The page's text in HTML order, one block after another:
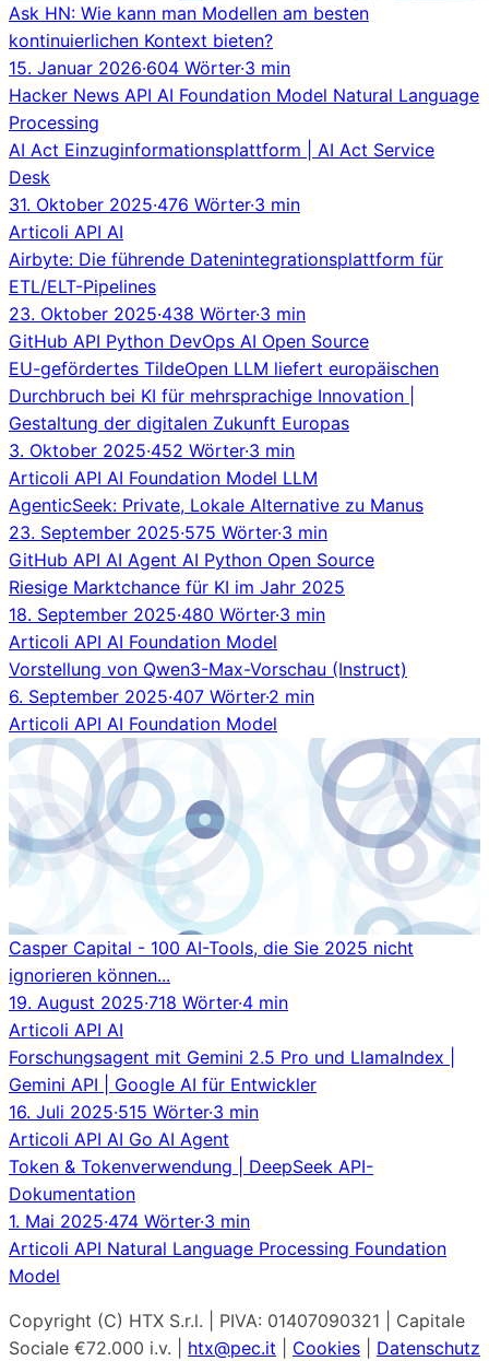
Ask HN: Wie kann man Modellen am besten
kontinuierlichen Kontext bieten?
15. Januar 2026·604 Wörter·3 min
Hacker News API AI Foundation Model Natural Language
Processing
AI Act Einzuginformationsplattform | AI Act Service
Desk
31. Oktober 2025·476 Wörter·3 min
Articoli API AI
Airbyte: Die führende Datenintegrationsplattform für
ETL/ELT-Pipelines
23. Oktober 2025·438 Wörter·3 min
GitHub API Python DevOps AI Open Source
EU-gefördertes TildeOpen LLM liefert europäischen
Durchbruch bei KI für mehrsprachige Innovation |
Gestaltung der digitalen Zukunft Europas
3. Oktober 2025·452 Wörter·3 min
Articoli API AI Foundation Model LLM
AgenticSeek: Private, Lokale Alternative zu Manus
23. September 2025·575 Wörter·3 min
GitHub API AI Agent AI Python Open Source
Riesige Marktchance für KI im Jahr 2025
18. September 2025·480 Wörter·3 min
Articoli API AI Foundation Model
Vorstellung von Qwen3-Max-Vorschau (Instruct)
6. September 2025·407 Wörter·2 min
Articoli API AI Foundation Model
Casper Capital - 100 AI-Tools, die Sie 2025 nicht
ignorieren können...
19. August 2025·718 Wörter·4 min
Articoli API AI
Forschungsagent mit Gemini 2.5 Pro und LlamaIndex |
Gemini API | Google AI für Entwickler
16. Juli 2025·515 Wörter·3 min
Articoli API AI Go AI Agent
Token & Tokenverwendung | DeepSeek API-
Dokumentation
1. Mai 2025·474 Wörter·3 min
Articoli API Natural Language Processing Foundation
Model
Copyright (C) HTX S.r.l. | PIVA: 01407090321 | Capitale
Sociale €72.000 i.v. | htx@pec.it Cookies Datenschutz